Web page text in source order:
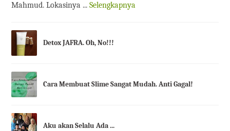
Mahmud. Lokasinya ...Selengkapnya
Detox JAFRA. Oh, No!!!
Cara Membuat Slime Sangat Mudah. Anti Gagal!
Aku akan Selalu Ada ...